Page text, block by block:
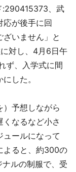
:290415373、武
応が後手に回
いません」と
対し、4月6日午
ず、入学式に間
した。
予想しながら
なるなど小さ
ールになって
よると、約300の
ルの制服で、受